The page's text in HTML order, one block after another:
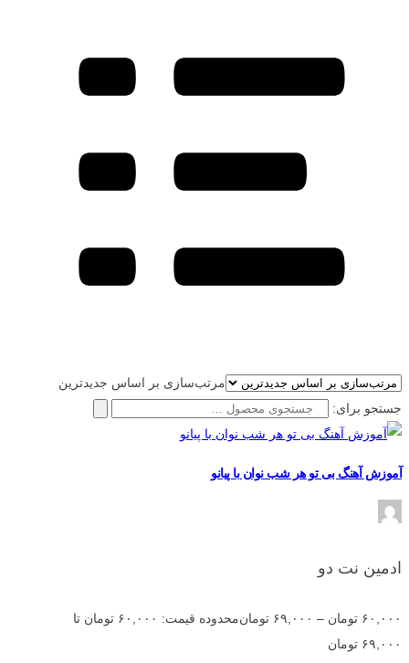
مرتب‌سازی بر اساس جدیدترین
جستجو برای:
آموزش آهنگ بی تو هر شب نوان با پیانو
ادمین نت دو
۶۰,۰۰۰ تومان – ۶۹,۰۰۰ تومان
محدوده قیمت: ۶۰,۰۰۰ تومان تا
۶۹,۰۰۰ تومان